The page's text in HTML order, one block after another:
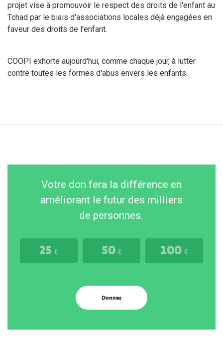
projet vise à promouvoir le respect des droits de l'enfant au
Tchad par le biais d'associations locales déjà engagées en
faveur des droits de l'enfant.
COOPI exhorte aujourd'hui, comme chaque jour, à lutter
contre toutes les formes d'abus envers les enfants.
Votre don fera la différence en
améliorant le futur des milliers
de personnes.
25 € 50 € 100 €
Donnez